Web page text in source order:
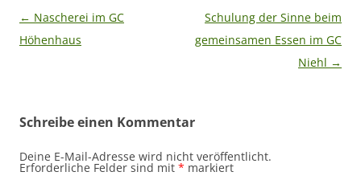
Beitragsnavigation
← Nascherei im GC
Höhenhaus
Schulung der Sinne beim
gemeinsamen Essen im GC
Niehl →
Schreibe einen Kommentar
Deine E-Mail-Adresse wird nicht veröffentlicht.
Erforderliche Felder sind mit * markiert